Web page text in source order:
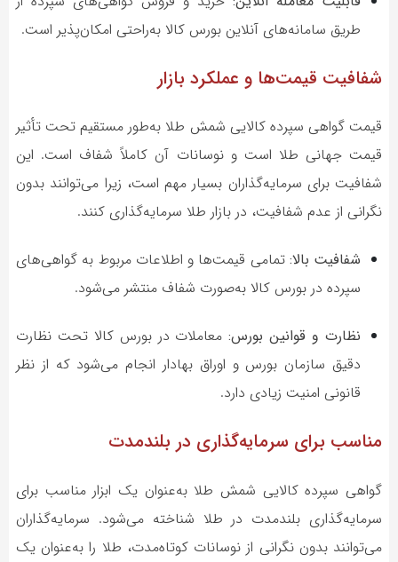
طریق سامانه‌های آنلاین بورس کالا به‌راحتی امکان‌پذیر است.
شفافیت قیمت‌ها و عملکرد بازار
قیمت گواهی سپرده کالایی شمش طلا به‌طور مستقیم تحت تأثیر
قیمت جهانی طلا است و نوسانات آن کاملاً شفاف است. این
شفافیت برای سرمایه‌گذاران بسیار مهم است، زیرا می‌توانند بدون
نگرانی از عدم شفافیت، در بازار طلا سرمایه‌گذاری کنند.
شفافیت بالا: تمامی قیمت‌ها و اطلاعات مربوط به گواهی‌های
سپرده در بورس کالا به‌صورت شفاف منتشر می‌شود.
نظارت و قوانین بورس:معاملات در بورس کالا تحت نظارت
دقیق سازمان بورس و اوراق بهادار انجام می‌شود که از نظر
قانونی امنیت زیادی دارد.
مناسب برای سرمایه‌گذاری در بلندمدت
گواهی سپرده کالایی شمش طلا به‌عنوان یک ابزار مناسب برای
سرمایه‌گذاری بلندمدت در طلا شناخته می‌شود. سرمایه‌گذاران
می‌توانند بدون نگرانی از نوسانات کوتاه‌مدت، طلا را به‌عنوان یک